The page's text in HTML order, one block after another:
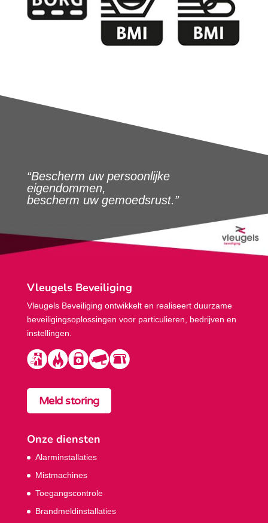
“Bescherm uw persoonlijke
eigendommen,
bescherm uw gemoedsrust.”
Vleugels Beveiliging
Vleugels Beveiliging ontwikkelt en realiseert duurzame
beveiligings­oplossingen voor particulieren, bedrijven en
instellingen.
Meld storing
Onze diensten
Alarminstallaties
Mistmachines
Toegangscontrole
Brandmeldinstallaties